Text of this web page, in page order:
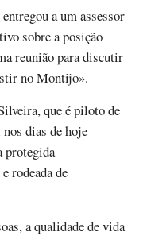
a um assessor
sobre a posição
reunião para discutir
no Montijo».
que é piloto de
dias de hoje
protegida
rodeada de
a qualidade de vida